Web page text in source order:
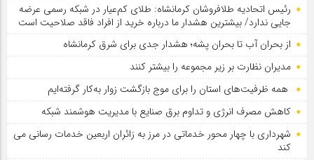
رئیس اتحادیه طلافروشان کرمانشاه: طلای کم‌عیار در شبکه رسمی عرضه
جایی ندارد/ بیشترین هشدار ما درباره خرید از افراد فاقد صلاحیت است
از بحران آب تا بحران پشه؛ هشدار جدی برای شرق کرمانشاه
مدیران نظارت بر زیر مجموعه را بیشتر کنند
همه ظرفیت‌های استان را برای موج بازگشت زوار به‌کار گرفته‌ایم
کاهش مصرف انرژی و تداوم برق صنایع با مدیریت هوشمند شبکه
شهرداری با چهار محور خدماتی در مرز به زائران اربعین خدمات رسانی می
کند